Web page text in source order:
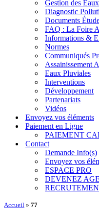
Gestion des
Diagnostic
Documents
FAQ : La Foire
Informations &
Normes
Communiqués
Assainissement
Eaux Pluviales
Interventions
Développement
Partenariats
Vidéos
Envoyez vos éléments
Paiement en Ligne
PAIEMENT
Contact
Demande Info(s)
Envoyez vos
ESPACE PRO
DEVENEZ
Accueil » 77